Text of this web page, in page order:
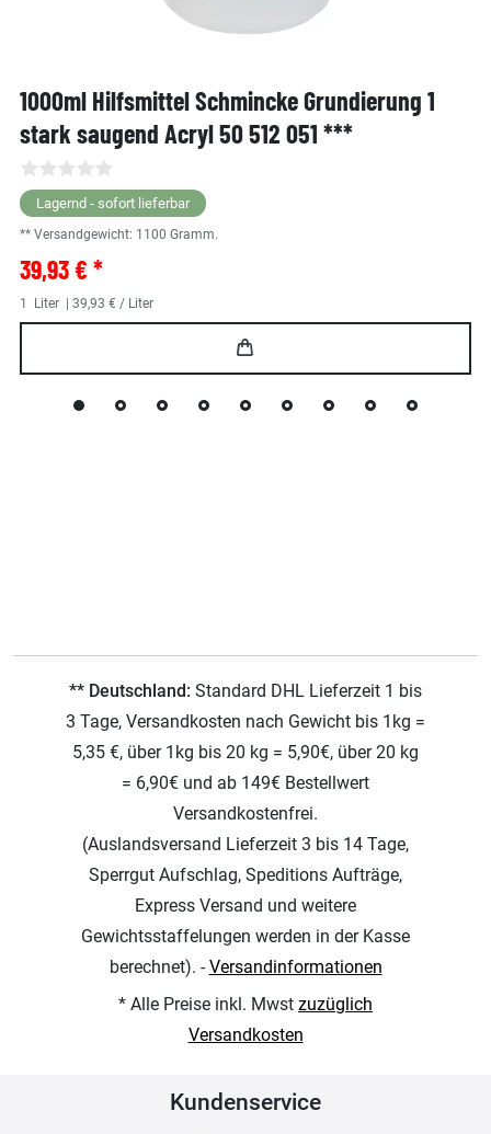
1000ml Hilfsmittel Schmincke Grundierung 1
stark saugend Acryl 50 512 051 ***
Lagernd - sofort lieferbar
** Versandgewicht: 1100 Gramm.
39,93 € *
1 Liter | 39,93 € / Liter
** Deutschland: Standard DHL Lieferzeit 1 bis
3 Tage, Versandkosten nach Gewicht bis 1kg =
5,35 €, über 1kg bis 20 kg = 5,90€, über 20 kg
= 6,90€ und ab 149€ Bestellwert
Versandkostenfrei.
(Auslandsversand Lieferzeit 3 bis 14 Tage,
Sperrgut Aufschlag, Speditions Aufträge,
Express Versand und weitere
Gewichtsstaffelungen werden in der Kasse
berechnet). -Versandinformationen
* Alle Preise inkl. Mwst zuzüglich
Versandkosten
Kundenservice